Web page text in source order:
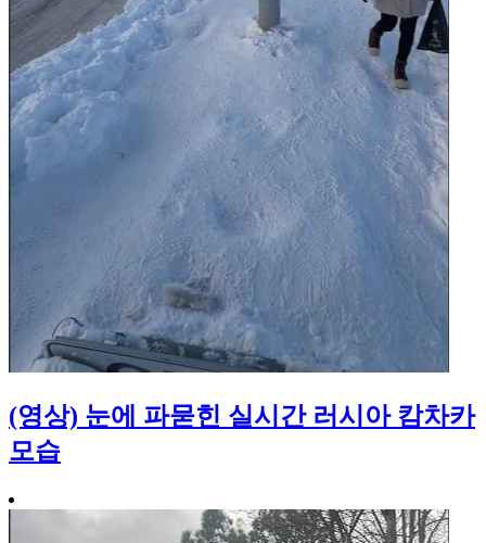
(영상) 눈에 파묻힌 실시간 러시아 캄차카
모습